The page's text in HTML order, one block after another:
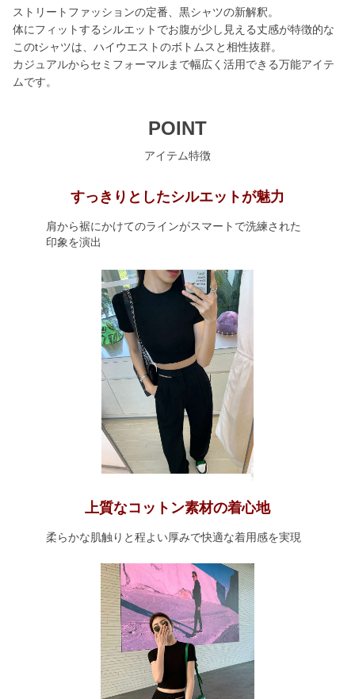
ストリートファッションの定番、黒シャツの新解釈。
体にフィットするシルエットでお腹が少し見える丈感が特徴的な
このtシャツは、ハイウエストのボトムスと相性抜群。
カジュアルからセミフォーマルまで幅広く活用できる万能アイテ
ムです。
POINT
アイテム特徴
すっきりとしたシルエットが魅力
肩から裾にかけてのラインがスマートで洗練された
印象を演出
上質なコットン素材の着心地
柔らかな肌触りと程よい厚みで快適な着用感を実現